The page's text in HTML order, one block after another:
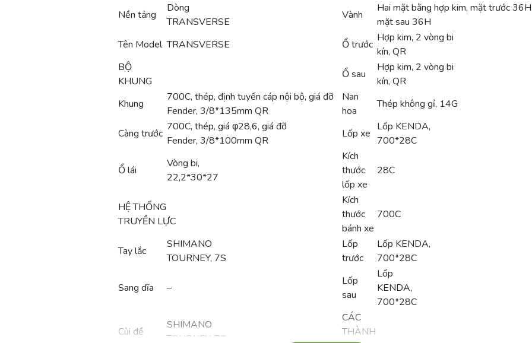
Nền tảng
Dòng
TRANSVERSE
Vành
Hai mặt bằng hợp kim, mặt trước
mặt sau 36H
Tên Model TRANSVERSE Ổ trước
Hợp kim, 2 vòng bi
kín, QR
BỘ
KHUNG
Ổ sau
Hợp kim, 2 vòng bi
kín, QR
Khung
700C, thép, định tuyến cáp nội bộ, giá đỡ
Fender, 3/8*135mm QR
Nan
hoa
Thép không gỉ, 14G
Càng trước
700C, thép, giá φ28,6, giá đỡ
Fender, 3/8*100mm QR
Lốp xe
Lốp KENDA,
700*28C
Ổ lái
Vòng bi,
22,2*30*27
Kích
thước
lốp xe
28C
HỆ THỐNG
TRUYỀN LỰC
Kích
thước
bánh xe
700C
Tay lắc
SHIMANO
TOURNEY, 7S
Lốp
trước
Lốp KENDA,
700*28C
Sang dĩa –
Lốp
sau
Lốp
KENDA,
700*28C
Cùi đề
SHIMANO
TOURNEY, 7S
CÁC
THÀNH